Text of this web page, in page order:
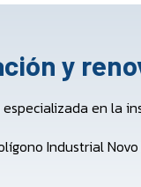
y
en la
Industrial